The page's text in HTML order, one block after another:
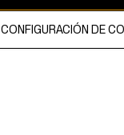
CONFIGURACIÓN DE